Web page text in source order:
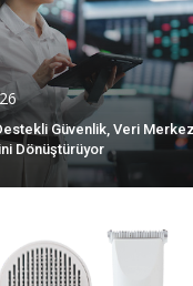
Güvenlik, Veri
Dönüştürüyor